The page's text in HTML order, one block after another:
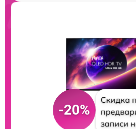
-20%
Скидка
записи